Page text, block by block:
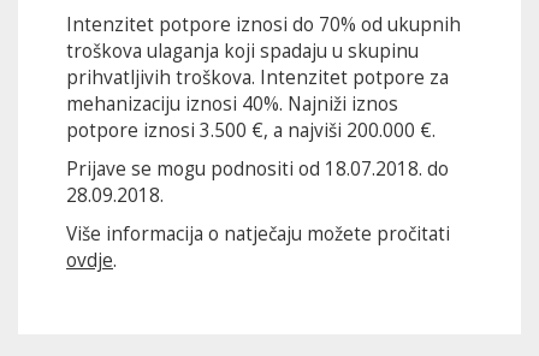
Intenzitet potpore iznosi do 70% od ukupnih
troškova ulaganja koji spadaju u skupinu
prihvatljivih troškova. Intenzitet potpore za
mehanizaciju iznosi 40%. Najniži iznos
potpore iznosi 3.500 €, a najviši 200.000 €.
Prijave se mogu podnositi od 18.07.2018. do
28.09.2018.
Više informacija o natječaju možete pročitati
ovdje.